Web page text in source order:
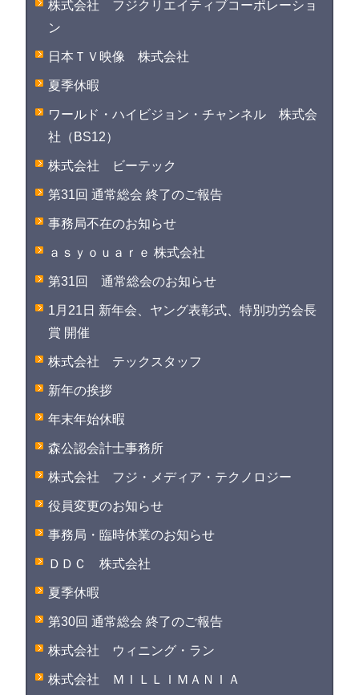
株式会社 フジクリエイティブコーポレーショ
ン
日本ＴＶ映像 株式会社
夏季休暇
ワールド・ハイビジョン・チャンネル 株式会
社（BS12）
株式会社 ビーテック
第31回 通常総会 終了のご報告
事務局不在のお知らせ
ａｓｙｏｕａｒｅ 株式会社
第31回 通常総会のお知らせ
1月21日 新年会、ヤング表彰式、特別功労会長
賞 開催
株式会社 テックスタッフ
新年の挨拶
年末年始休暇
森公認会計士事務所
株式会社 フジ・メディア・テクノロジー
役員変更のお知らせ
事務局・臨時休業のお知らせ
ＤＤＣ 株式会社
夏季休暇
第30回 通常総会 終了のご報告
株式会社 ウィニング・ラン
株式会社 ＭＩＬＬＩＭＡＮＩＡ